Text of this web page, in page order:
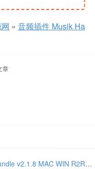
» 音频插件 Musik Ha
章
混音插件套装 ToneBoosters Plugin Bundle v2.1.8 MAC WIN R2R版本